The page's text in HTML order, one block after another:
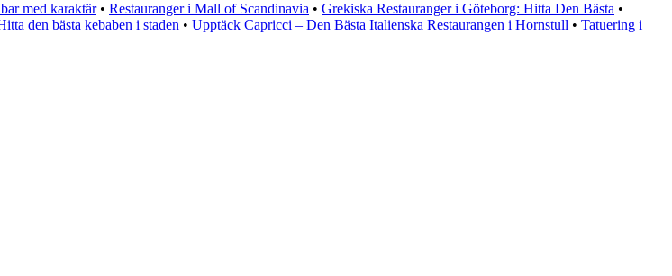
med karaktär• Restauranger i Mall of Scandinavia • Grekiska Restauranger i Göteborg: Hitta Den Bästa •
den bästa kebaben i staden • Upptäck Capricci – Den Bästa Italienska Restaurangen i Hornstull • Tatuering i